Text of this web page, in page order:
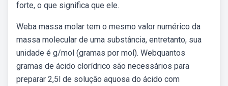
forte, o que significa que ele.
Weba massa molar tem o mesmo valor numérico da
massa molecular de uma substância, entretanto, sua
unidade é g/mol (gramas por mol). Webquantos
gramas de ácido clorídrico são necessários para
preparar 2,5l de solução aquosa do ácido com